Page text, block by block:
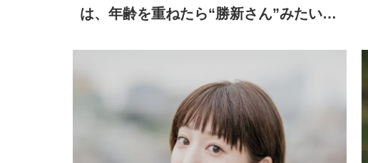
は、年齢を重ねたら“勝新さん”みたいな